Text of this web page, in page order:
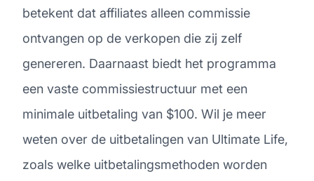
betekent dat affiliates alleen commissie
ontvangen op de verkopen die zij zelf
genereren. Daarnaast biedt het programma
een vaste commissiestructuur met een
minimale uitbetaling van $100. Wil je meer
weten over de uitbetalingen van Ultimate Life,
zoals welke uitbetalingsmethoden worden